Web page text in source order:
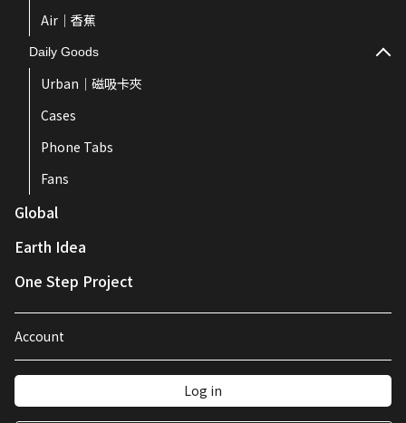
Air｜香蕉
Daily Goods
Urban｜磁吸卡夾
Cases
Phone Tabs
Fans
Global
Earth Idea
One Step Project
Account
Log in